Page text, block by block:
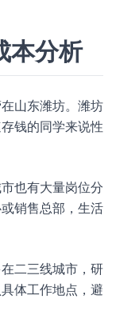
本分析
山东潍坊。潍坊
钱的同学来说性
也有大量岗位分
销售总部，生活
二三线城市，研
体工作地点，避